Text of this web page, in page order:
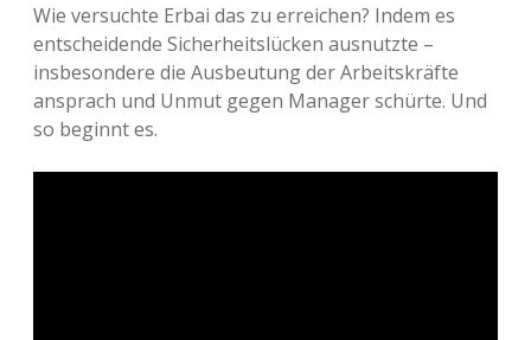
Wie versuchte Erbai das zu erreichen? Indem es
entscheidende Sicherheitslücken ausnutzte –
insbesondere die Ausbeutung der Arbeitskräfte
ansprach und Unmut gegen Manager schürte. Und
so beginnt es.